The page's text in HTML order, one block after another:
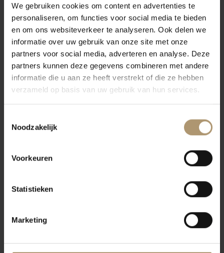
We gebruiken cookies om content en advertenties te
personaliseren, om functies voor social media te bieden
en om ons websiteverkeer te analyseren. Ook delen we
informatie over uw gebruik van onze site met onze
partners voor social media, adverteren en analyse. Deze
partners kunnen deze gegevens combineren met andere
informatie die u aan ze heeft verstrekt of die ze hebben
verzameld op basis van uw gebruik van hun services.
Noodzakelijk
Voorkeuren
Statistieken
Marketing
de hand gedaan, zodat alleen het beste fruit gebruikt wordt voor
deze wijn. De wijn wordt gefermenteerd in roestvrijstalen tanks
bij gecontroleerde temperatuur met deels natuurlijke gisten.
Subtiele neus van rode appel en zoete meloen. Sappige tropische
fruitmix in de mond, in combinatie met een perfecte zuurgraad
met vleugen van zoetigheid. Een mooie warme en aanhoudende
wijn.
carpaccio.